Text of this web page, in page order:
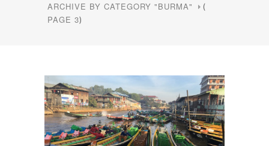
ARCHIVE BY CATEGORY "BURMA"
(
PAGE 3)